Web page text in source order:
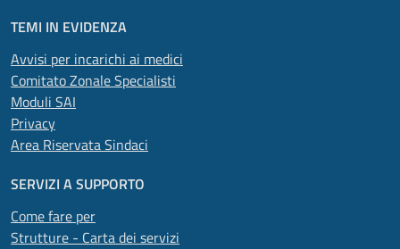
TEMI IN EVIDENZA
Avvisi per incarichi ai medici
Comitato Zonale Specialisti
Moduli SAI
Privacy
Area Riservata Sindaci
SERVIZI A SUPPORTO
Come fare per
Strutture - Carta dei servizi